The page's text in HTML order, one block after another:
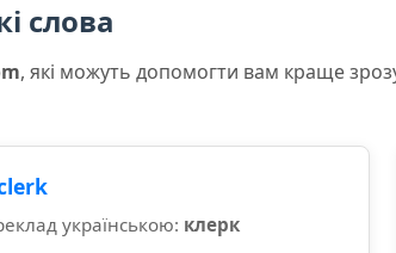
слова
, які можуть допомогти вам краще
українською: клерк